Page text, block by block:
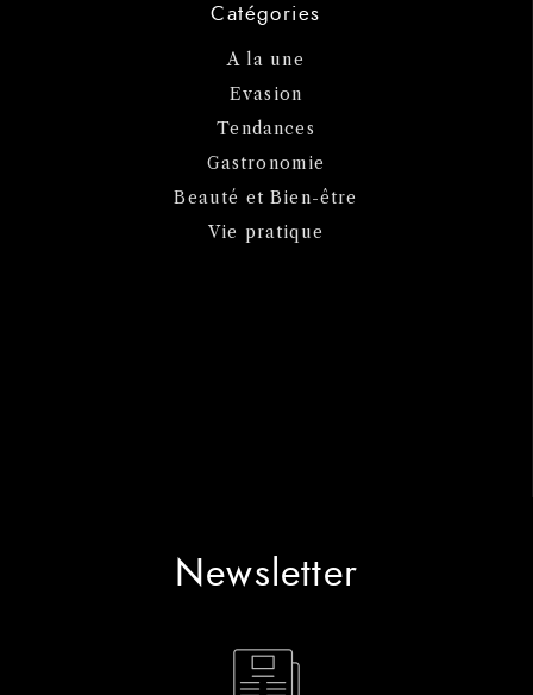
Catégories
A la une
Evasion
Tendances
Gastronomie
Beauté et Bien-être
Vie pratique
Newsletter